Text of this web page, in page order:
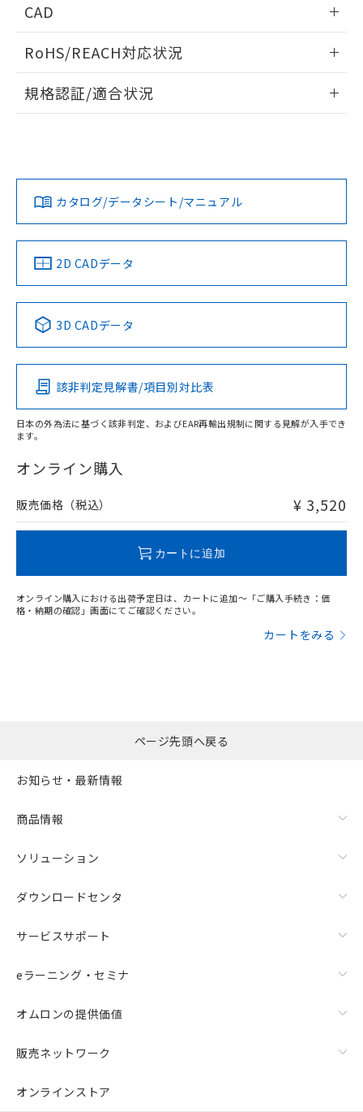
CAD
ドすることができます。
ログイン/会員登録
ダウンロードデータをご利用いただく前に、以下を必ずお読
みください。
ソフトウェアの使用条件
RoHS/REACH対応状況
EU RoHS 注意事項・凡例
対応済み
中国 RoHS 注意事項・凡例
Pb Hg Cd Cr(VI)
O
在庫等で未対応品が混在する可能性があります。
問い合わせください。
規格認証/適合状況
カタログ/データシート/マニュアル
2D CADデータ
3D CADデータ
該非判定見解書/項目別対比表
日本の外為法に基づく該非判定、およびEAR再輸出規制に関する見解が入手でき
ます。
オンライン購入
販売価格（税込） ¥ 3,520
カートに追加
オンライン購入における出荷予定日は、カートに追加～「ご購入手続き：価
格・納期の確認」画面にてご確認ください。
カートをみる
ページ先頭へ戻る
お知らせ・最新情報
商品情報
ソリューション
ダウンロードセンタ
サービスサポート
eラーニング・セミナ
オムロンの提供価値
販売ネットワーク
オンラインストア